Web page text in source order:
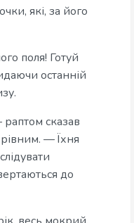
які, за його
поля! Готуй
останній
сказав
— Їхня
до